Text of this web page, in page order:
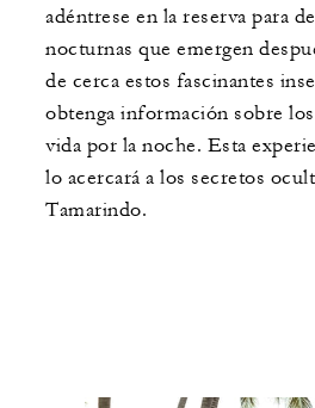
adéntrese en la reserva para
nocturnas que emergen
de cerca estos fascinantes
obtenga información sobre
vida por la noche. Esta
lo acercará a los secretos
Tamarindo.